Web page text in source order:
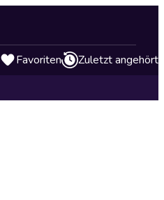
Favoriten Zuletzt angehört